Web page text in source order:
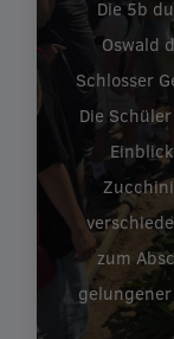
Die 5b
Oswald
Schlosser
Die
zum